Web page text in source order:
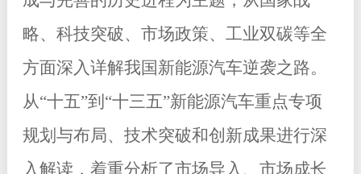
略、科技突破、市场政策、工业双碳等全
方面深入详解我国新能源汽车逆袭之路。
从“十五”到“十三五”新能源汽车重点专项
规划与布局、技术突破和创新成果进行深
入解读，着重分析了市场导入、市场成长